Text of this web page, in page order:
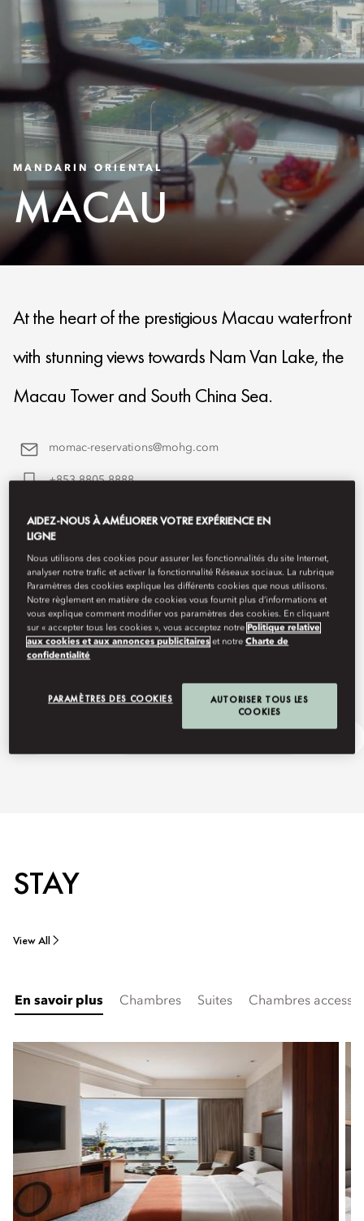
MANDARIN ORIENTAL
MACAU
At the heart of the prestigious Macau waterfront
with stunning views towards Nam Van Lake, the
Macau Tower and South China Sea.
momac-reservations@mohg.com
+853 8805 8888
Contact Us
STAY
View All
En savoir plus Chambres Suites Chambres
AIDEZ-NOUS À AMÉLIORER VOTRE EXPÉRIENCE EN
LIGNE
Nous utilisons des cookies pour assurer les fonctionnalités du site Internet,
analyser notre trafic et activer la fonctionnalité Réseaux sociaux. La rubrique
Paramètres des cookies explique les différents cookies que nous utilisons.
Notre règlement en matière de cookies vous fournit plus d’informations et
vous explique comment modifier vos paramètres des cookies. En cliquant
sur « accepter tous les cookies », vous acceptez notrePolitique relative
aux cookies et aux annonces publicitaires et notreCharte de
confidentialité
PARAMÈTRES DES COOKIES
AUTORISER TOUS LES
COOKIES